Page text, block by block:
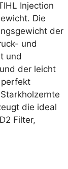
Injection
Die
der
und
und
der leicht
perfekt
die ideal
Filter,